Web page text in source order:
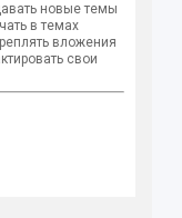
новые темы
в темах
вложения
свои